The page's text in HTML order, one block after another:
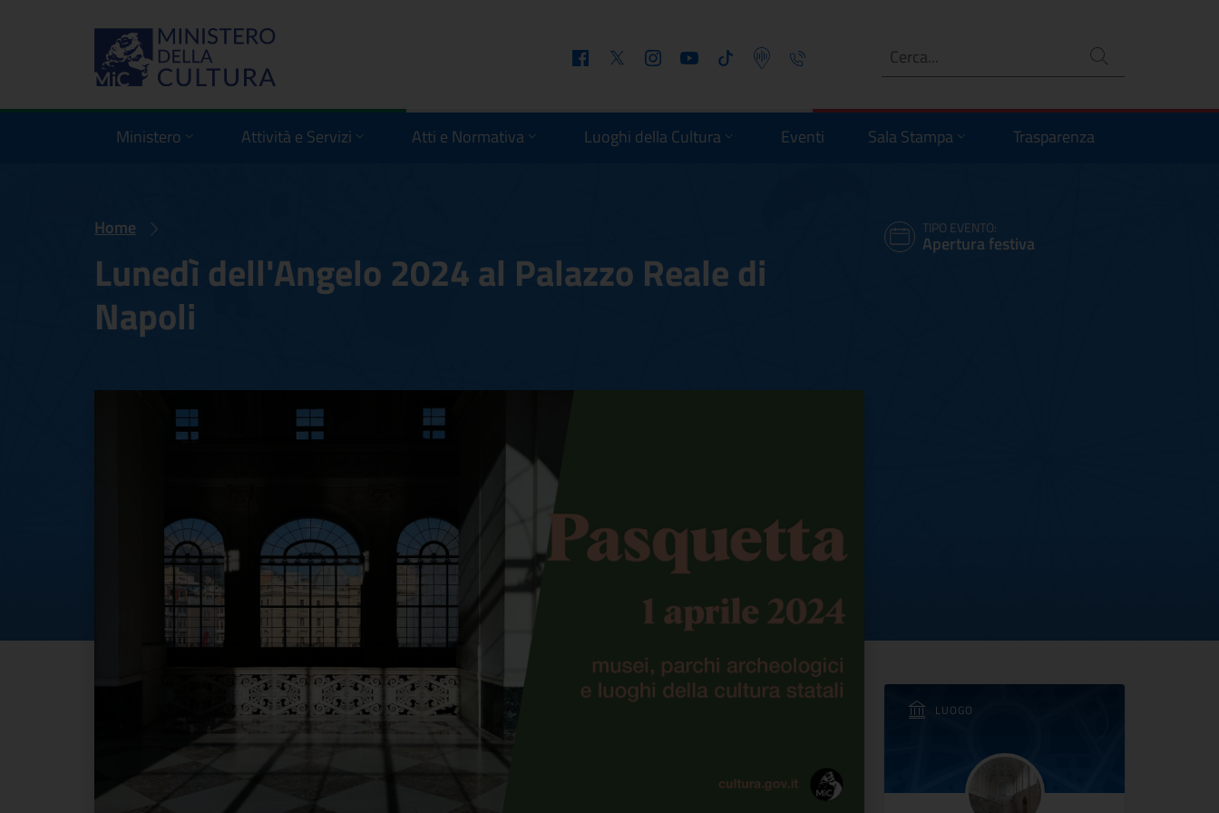
FacebookTwitter InstagramYoutube Tiktok Podcast Telefono Ricerca
Ministero Attività e Servizi Atti e Normativa Luoghi della Cultura Eventi Sala Stampa Trasparenza
Home
Lunedì dell'Angelo 2024 al Palazzo Reale di
Napoli
TIPO EVENTO:
Apertura festiva
Lunedì dell'Angelo 2024 al Palazzo Reale di Napoli
LUOGO